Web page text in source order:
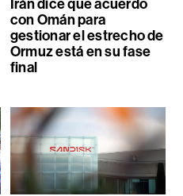
Irán dice que acuerdo
con Omán para
gestionar el estrecho de
Ormuz está en su fase
final